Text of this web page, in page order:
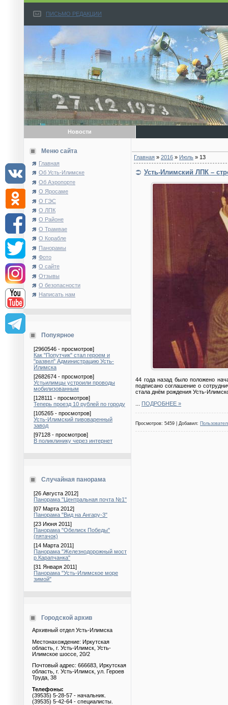
ПИСЬМО РЕДАКЦИИ
Новости
Меню сайта
Главная
Об Усть-Илимске
Об Аэропорте
О Яросаме
О ГЭС
О ЛПК
О Районе
О Трамвае
О Корабле
Панорамы
Фото
О сайте
Отзывы
О безопасности
Написать нам
Попуярное
[2960546 - просмотров]
Как "Попутчик" стал героем и
"развел" Администрацию Усть-
Илимска
[2682674 - просмотров]
Устьилимцы устроили проводы
мобилизованным
[128111 - просмотров]
Теперь проезд 10 рублей по городу
[105265 - просмотров]
Усть-Илимский пивоваренный
завод
[97128 - просмотров]
В поликлинику через интернет
Случайная панорама
[26 Августа 2012]
Панорама "Центральная почта №1"
[07 Марта 2012]
Панорама "Вид на Ангару-3"
[23 Июня 2011]
Панорама "Обелиск Победы"
(пятачок)
[14 Марта 2011]
Панорама "Железнодорожный мост
р.Карапчанка"
[31 Января 2011]
Панорама "Усть-Илимское море
зимой"
Городской архив
Архивный отдел Усть-Илимска
Местонахождение: Иркутская
область, г. Усть-Илимск, Усть-
Илимское шоссе, 20/2
Почтовый адрес: 666683, Иркутская
область, г. Усть-Илимск, ул. Героев
Труда, 38
Телефоны:
(39535) 5-28-57 - начальник.
(39535) 5-42-64 - специалисты.
Главная » 2016 » Июль » 13
Усть-Илимский ЛПК –
44 года назад было положено
подписано соглашение о
стала днём рождения Усть-
ПОДРОБНЕЕ »
Просмотров: 5459 | Добавил: